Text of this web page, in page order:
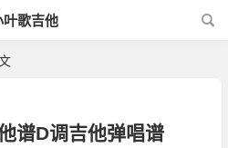
叶歌吉他
谱D调吉他弹唱谱